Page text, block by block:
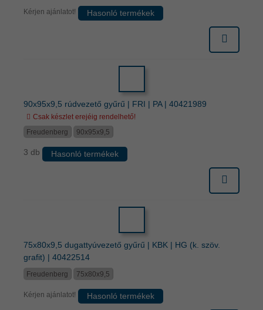
Kérjen ajánlatot! Hasonló termékek
90x95x9,5 rúdvezető gyűrű | FRI | PA | 40421989
Csak készlet erejéig rendelhető!
Freudenberg
90x95x9,5
3 db Hasonló termékek
75x80x9,5 dugattyúvezető gyűrű | KBK | HG (k. szöv.
grafit) | 40422514
Freudenberg 75x80x9,5
Kérjen ajánlatot! Hasonló termékek